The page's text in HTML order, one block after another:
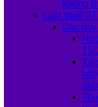
không
Luật thuế
Các